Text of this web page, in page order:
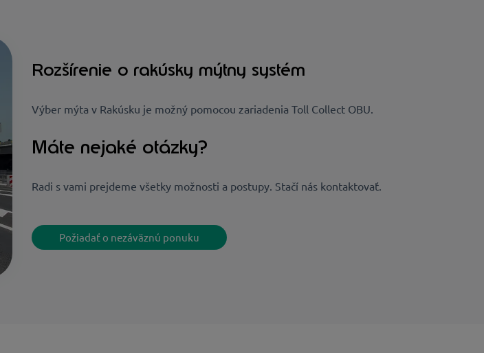
Rozšírenie o rakúsky mýtny systém
Výber mýta v Rakúsku je možný pomocou zariadenia Toll Collect OBU.
Máte nejaké otázky?
Radi s vami prejdeme všetky možnosti a postupy. Stačí nás kontaktovať.
Požiadať o nezáväznú ponuku